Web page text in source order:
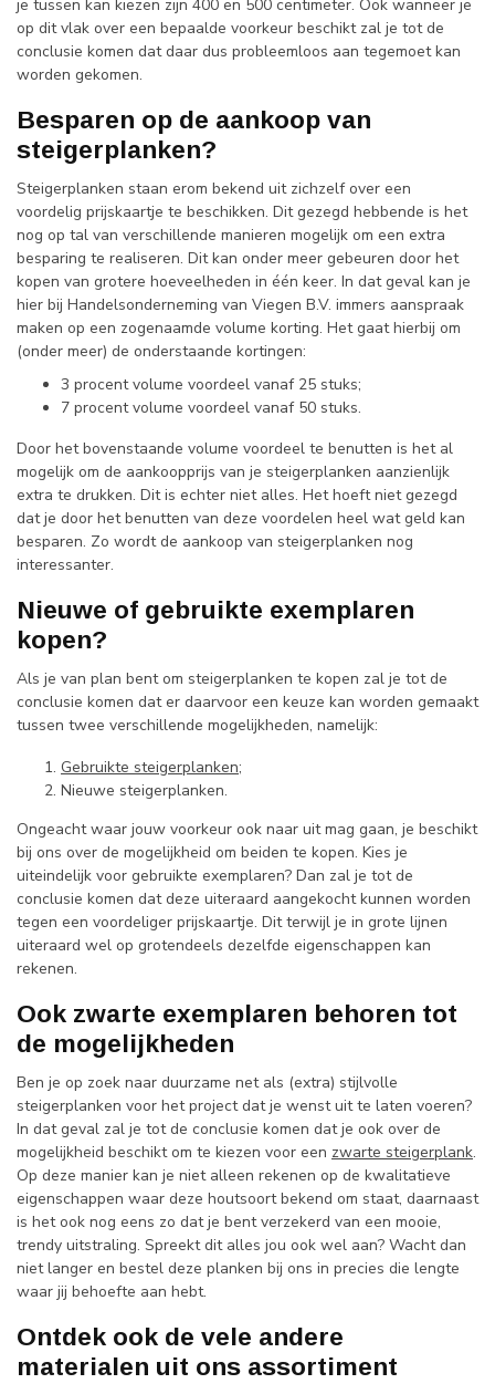
je tussen kan kiezen zijn 400 en 500 centimeter. Ook wanneer je
op dit vlak over een bepaalde voorkeur beschikt zal je tot de
conclusie komen dat daar dus probleemloos aan tegemoet kan
worden gekomen.
Besparen op de aankoop van
steigerplanken?
Steigerplanken staan erom bekend uit zichzelf over een
voordelig prijskaartje te beschikken. Dit gezegd hebbende is het
nog op tal van verschillende manieren mogelijk om een extra
besparing te realiseren. Dit kan onder meer gebeuren door het
kopen van grotere hoeveelheden in één keer. In dat geval kan je
hier bij Handelsonderneming van Viegen B.V. immers aanspraak
maken op een zogenaamde volume korting. Het gaat hierbij om
(onder meer) de onderstaande kortingen:
3 procent volume voordeel vanaf 25 stuks;
7 procent volume voordeel vanaf 50 stuks.
Door het bovenstaande volume voordeel te benutten is het al
mogelijk om de aankoopprijs van je steigerplanken aanzienlijk
extra te drukken. Dit is echter niet alles. Het hoeft niet gezegd
dat je door het benutten van deze voordelen heel wat geld kan
besparen. Zo wordt de aankoop van steigerplanken nog
interessanter.
Nieuwe of gebruikte exemplaren
kopen?
Als je van plan bent om steigerplanken te kopen zal je tot de
conclusie komen dat er daarvoor een keuze kan worden gemaakt
tussen twee verschillende mogelijkheden, namelijk:
Gebruikte steigerplanken;
Nieuwe steigerplanken.
Ongeacht waar jouw voorkeur ook naar uit mag gaan, je beschikt
bij ons over de mogelijkheid om beiden te kopen. Kies je
uiteindelijk voor gebruikte exemplaren? Dan zal je tot de
conclusie komen dat deze uiteraard aangekocht kunnen worden
tegen een voordeliger prijskaartje. Dit terwijl je in grote lijnen
uiteraard wel op grotendeels dezelfde eigenschappen kan
rekenen.
Ook zwarte exemplaren behoren tot
de mogelijkheden
Ben je op zoek naar duurzame net als (extra) stijlvolle
steigerplanken voor het project dat je wenst uit te laten voeren?
In dat geval zal je tot de conclusie komen dat je ook over de
mogelijkheid beschikt om te kiezen voor een zwarte steigerplank.
Op deze manier kan je niet alleen rekenen op de kwalitatieve
eigenschappen waar deze houtsoort bekend om staat, daarnaast
is het ook nog eens zo dat je bent verzekerd van een mooie,
trendy uitstraling. Spreekt dit alles jou ook wel aan? Wacht dan
niet langer en bestel deze planken bij ons in precies die lengte
waar jij behoefte aan hebt.
Ontdek ook de vele andere
materialen uit ons assortiment